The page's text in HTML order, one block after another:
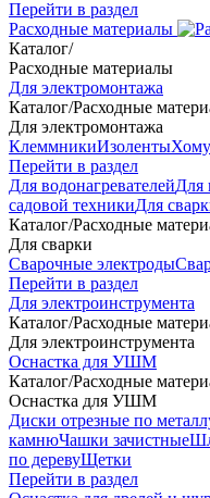
Перейти в раздел
Расходные материалы
Каталог/
Расходные материалы
Для электромонтажа
Каталог/Расходные
Для электромонтажа
КлеммникиИзоленты
Перейти в раздел
Для водонагревателейДля
садовой техникиДля
Каталог/Расходные
Для сварки
Сварочные электроды
Перейти в раздел
Для электроинструмента
Каталог/Расходные
Для электроинструмента
Оснастка для УШМ
Каталог/Расходные
Оснастка для УШМ
Диски отрезные по
камнюЧашки зачистные
по деревуЩетки
Перейти в раздел